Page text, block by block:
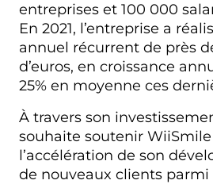
entreprises et 100 000
En 2021, l’entreprise a
annuel récurrent de près
d’euros, en croissance
25% en moyenne ces
À travers son
souhaite soutenir
l’accélération de son
de nouveaux clients